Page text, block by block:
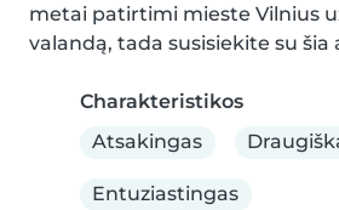
metai patirtimi mieste Vilnius
valandą, tada susisiekite su šia
Charakteristikos
Atsakingas
Entuziastingas